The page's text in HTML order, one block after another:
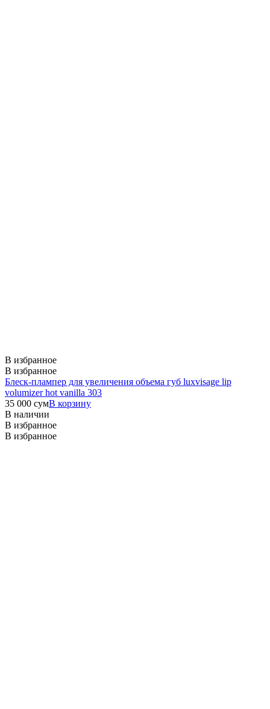
В избранное
В избранное
Блеск-плампер для увеличения объема губ luxvisage lip
volumizer hot vanilla 303
35 000 сумВ корзину
В наличии
В избранное
В избранное